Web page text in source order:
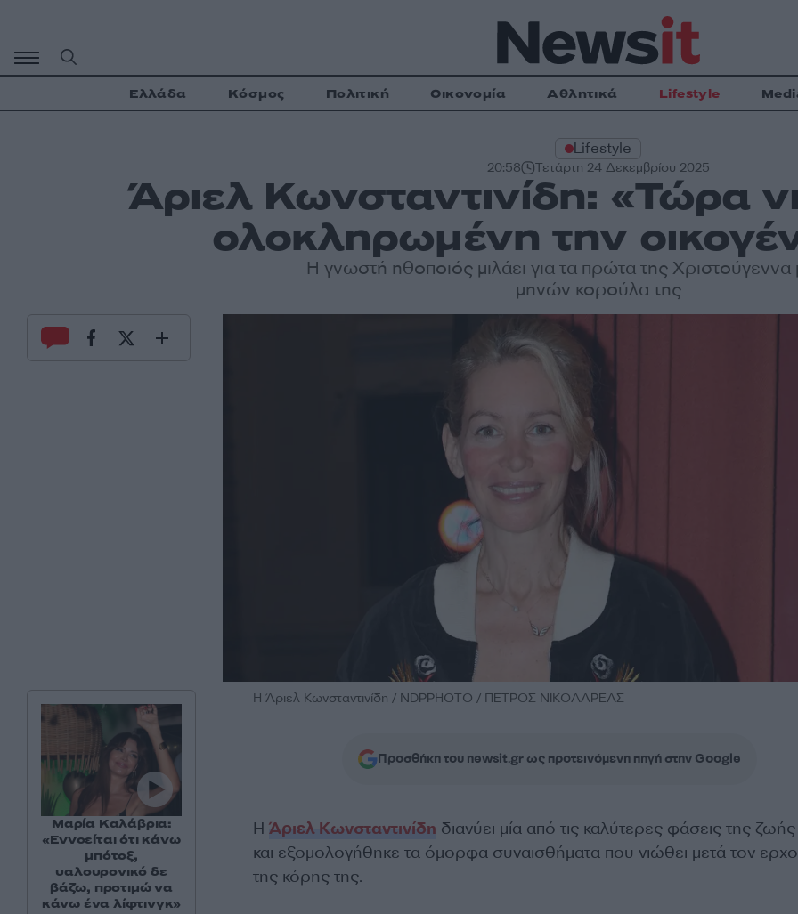
περιεχόμενο
Ελλάδα Κόσμος Πολιτική Οικονομία Αθλητικά Lifestyle
Lifestyle
20:58 Τετάρτη 24 Δεκεμβρίου 2025
Άριελ Κωνσταντινίδη: «Τώρα
ολοκληρωμένη την
Η γνωστή ηθοποιός μιλάει για τα πρώτα της Χριστούγεννα
μηνών κορούλα της
H Άριελ Κωνσταντινίδη / NDPPHOTO / ΠΕΤΡΟΣ ΝΙΚΟΛΑΡΕΑΣ
Προσθήκη του newsit.gr ως προτεινόμενη πηγή στην Google
Η Άριελ Κωνσταντινίδη διανύει μία από τις καλύτερες φάσεις της
και εξομολογήθηκε τα όμορφα συναισθήματα που νιώθει μετά τον
της κόρης της.
Μαρία Καλάβρια:
«Εννοείται ότι κάνω
μπότοξ,
υαλουρονικό δε
βάζω, προτιμώ να
κάνω ένα λίφτινγκ»